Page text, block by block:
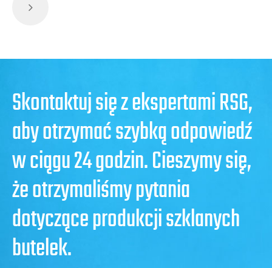
Skontaktuj się z ekspertami RSG,
aby otrzymać szybką odpowiedź
w ciągu 24 godzin. Cieszymy się,
że otrzymaliśmy pytania
dotyczące produkcji szklanych
butelek.